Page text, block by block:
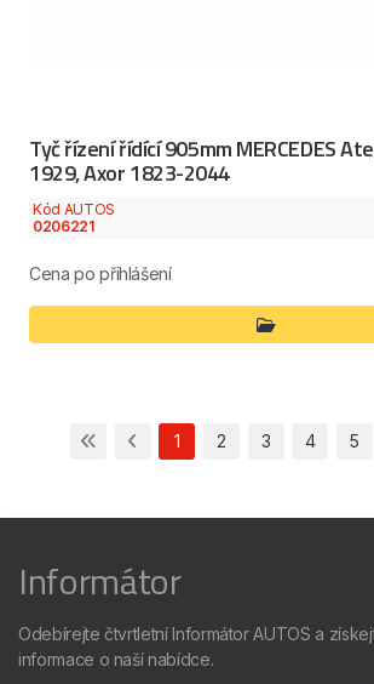
Tyč řízení řídící 905mm MERCEDES
1929, Axor 1823-2044
Kód AUTOS
0206221
Cena po přihlášení
1 2 3 4 5
Informátor
Odebírejte čtvrtletní Informátor AUTOS a
informace o naší nabídce.